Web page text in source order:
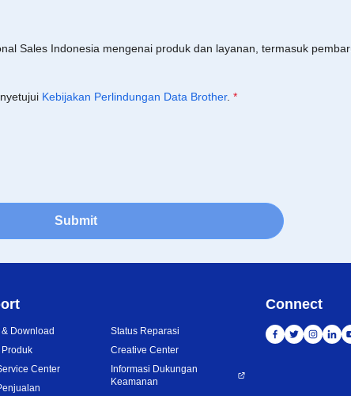
Sales Indonesia mengenai produk dan layanan, termasuk
Kebijakan Perlindungan Data Brother. *
Submit
Download
Center
Status Reparasi
Creative Center
Informasi Dukungan
Keamanan
Connect